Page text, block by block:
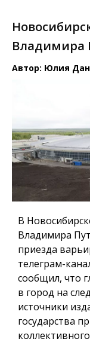
Владимира
Автор: Юлия
В
Владимира
приезда
телеграм-
сообщил, что
в город на
источники
государства